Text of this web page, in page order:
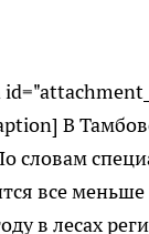
В
словам
все
в лесах